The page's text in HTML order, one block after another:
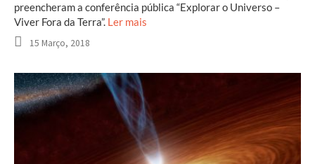
preencheram a conferência pública “Explorar o Universo –
Viver Fora da Terra”. Ler mais
15 Março, 2018